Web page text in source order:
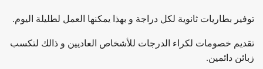
توفير بطاريات ثانوية لكل دراجة و بهذا يمكنها العمل لطليلة اليوم.
تقديم خصومات لكراء الدرجات للأشخاص العاديين و ذالك لتكسب
زبائن دائمين.